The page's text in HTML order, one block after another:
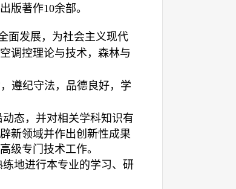
版著作10余部。
面发展，为社会主义现代
调控理论与技术，森林与
遵纪守法，品德良好，学
态，并对相关学科知识有
新领域并作出创新性成果
级专门技术工作。
地进行本专业的学习、研